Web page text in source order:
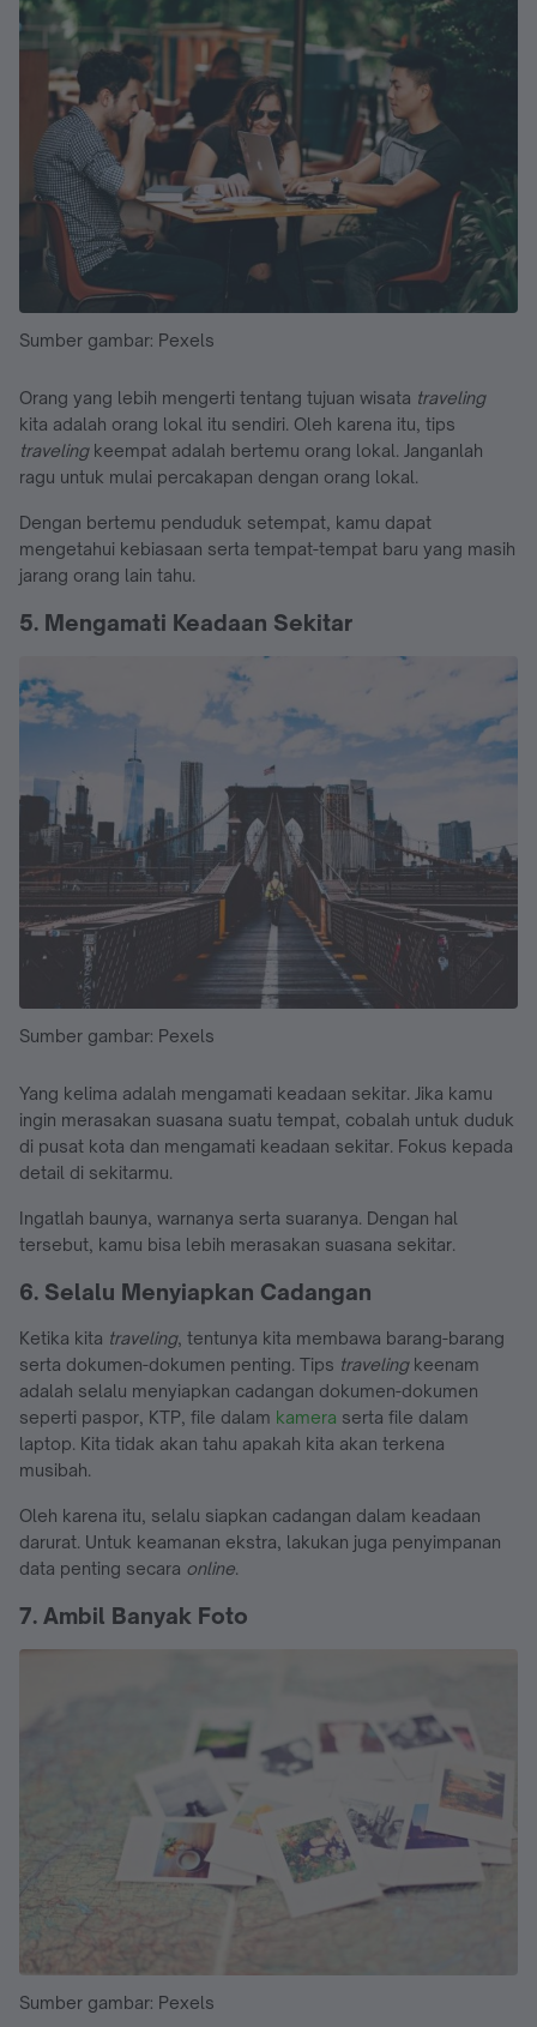
Sumber gambar: Pexels
Orang yang lebih mengerti tentang tujuan wisata traveling
kita adalah orang lokal itu sendiri. Oleh karena itu, tips
travelingkeempat adalah bertemu orang lokal. Janganlah
ragu untuk mulai percakapan dengan orang lokal.
Dengan bertemu penduduk setempat, kamu dapat
mengetahui kebiasaan serta tempat-tempat baru yang masih
jarang orang lain tahu.
5. Mengamati Keadaan Sekitar
Sumber gambar: Pexels
Yang kelima adalah mengamati keadaan sekitar. Jika kamu
ingin merasakan suasana suatu tempat, cobalah untuk duduk
di pusat kota dan mengamati keadaan sekitar. Fokus kepada
detail di sekitarmu.
Ingatlah baunya, warnanya serta suaranya. Dengan hal
tersebut, kamu bisa lebih merasakan suasana sekitar.
6. Selalu Menyiapkan Cadangan
Ketika kita traveling, tentunya kita membawa barang-barang
serta dokumen-dokumen penting. Tips travelingkeenam
adalah selalu menyiapkan cadangan dokumen-dokumen
seperti paspor, KTP, file dalam kamera serta file dalam
laptop. Kita tidak akan tahu apakah kita akan terkena
musibah.
Oleh karena itu, selalu siapkan cadangan dalam keadaan
darurat. Untuk keamanan ekstra, lakukan juga penyimpanan
data penting secara online.
7. Ambil Banyak Foto
Sumber gambar: Pexels